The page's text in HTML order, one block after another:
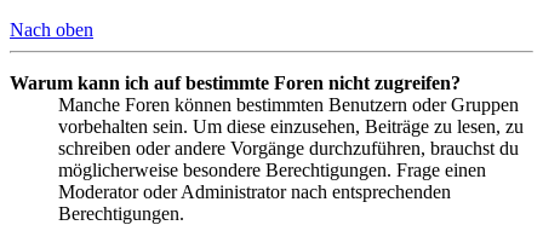
Nach oben
Warum kann ich auf bestimmte Foren nicht zugreifen?
Manche Foren können bestimmten Benutzern oder Gruppen
vorbehalten sein. Um diese einzusehen, Beiträge zu lesen, zu
schreiben oder andere Vorgänge durchzuführen, brauchst du
möglicherweise besondere Berechtigungen. Frage einen
Moderator oder Administrator nach entsprechenden
Berechtigungen.